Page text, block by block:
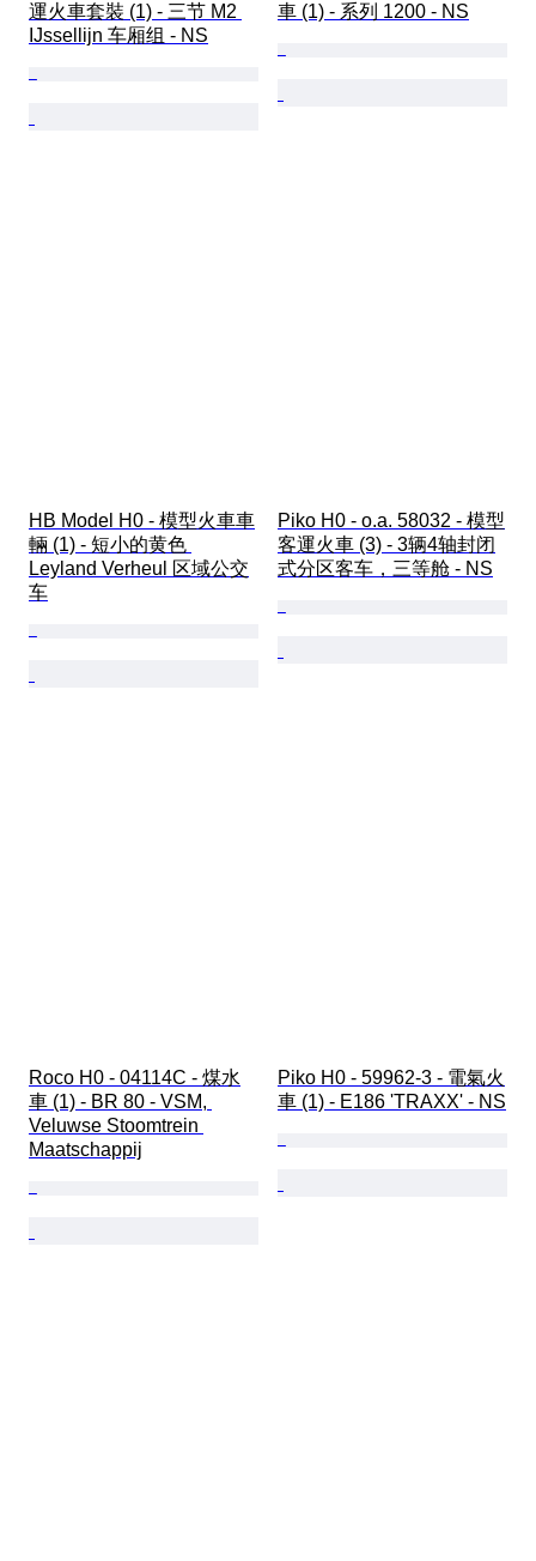
運火車套裝 (1) - 三节 M2
IJssellijn 车厢组 - NS
車 (1) - 系列 1200 - NS
HB Model H0 - 模型火車車
輛 (1) - 短小的黄色
Leyland Verheul 区域公交
车
Piko H0 - o.a. 58032 - 模型
客運火車 (3) - 3辆4轴封闭
式分区客车，三等舱 - NS
Roco H0 - 04114C - 煤水
車 (1) - BR 80 - VSM,
Veluwse Stoomtrein
Maatschappij
Piko H0 - 59962-3 - 電氣火
車 (1) - E186 'TRAXX' - NS